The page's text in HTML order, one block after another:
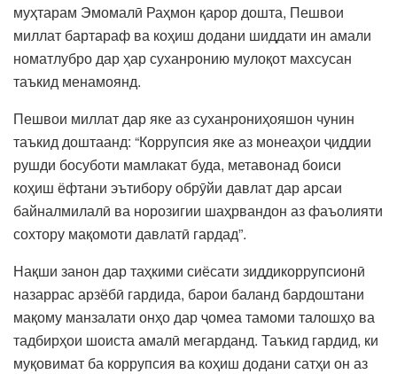
муҳтарам Эмомалӣ Раҳмон қарор дошта, Пешвои
миллат бартараф ва коҳиш додани шиддати ин амали
номатлубро дар ҳар суханронию мулоқот махсусан
таъкид менамоянд.
Пешвои миллат дар яке аз суханрониҳояшон чунин
таъкид доштаанд: “Коррупсия яке аз монеаҳои ҷиддии
рушди босуботи мамлакат буда, метавонад боиси
коҳиш ёфтани эътибору обрӯйи давлат дар арсаи
байналмилалӣ ва норозигии шаҳрвандон аз фаъолияти
сохтору мақомоти давлатӣ гардад”.
Нақши занон дар таҳкими сиёсати зиддикоррупсионӣ
назаррас арзёбӣ гардида, барои баланд бардоштани
мақому манзалати онҳо дар ҷомеа тамоми талошҳо ва
тадбирҳои шоиста амалӣ мегарданд. Таъкид гардид, ки
муқовимат ба коррупсия ва коҳиш додани сатҳи он аз